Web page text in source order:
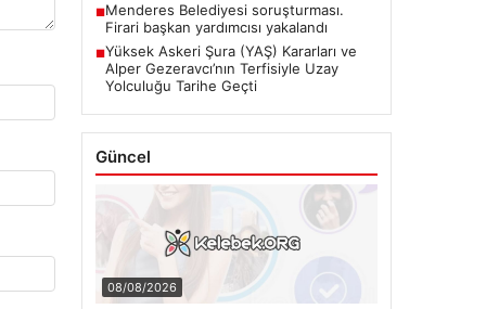
■Menderes Belediyesi soruşturması.
Firari başkan yardımcısı yakalandı
■Yüksek Askeri Şura (YAŞ) Kararları ve
Alper Gezeravcı’nın Terfisiyle Uzay
Yolculuğu Tarihe Geçti
Güncel
08/08/2026